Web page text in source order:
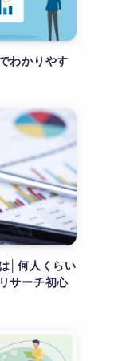
わかりやす
│何人くらい
サーチ初心